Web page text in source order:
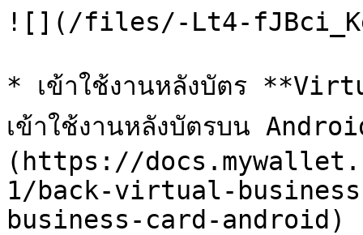
![](/files/-Lt4-
* เข้าใช้งานหลังบัตร
เข้าใช้งานหลังบัตรบน
(https://
1/back-virtual-
business-card-android)